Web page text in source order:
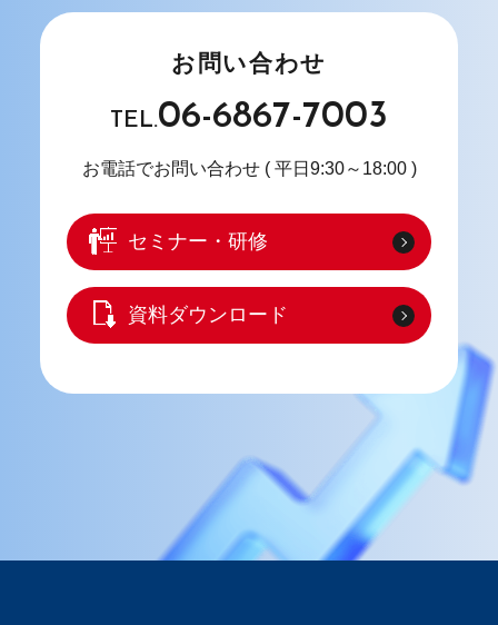
お問い合わせ
TEL.06-6867-7003
お電話でお問い合わせ ( 平日9:30～18:00 )
セミナー・研修
資料ダウンロード